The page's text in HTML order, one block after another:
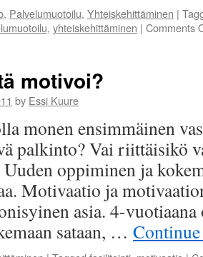
, Palvelumuotoilu, Yhteiskehittäminen |
, yhteiskehittäminen | Comments
motivoi?
by Essi Kuure
monen ensimmäinen
palkinto? Vai riittäisikö
oppiminen ja
Motivaatio ja
asia. 4-
sataan, …